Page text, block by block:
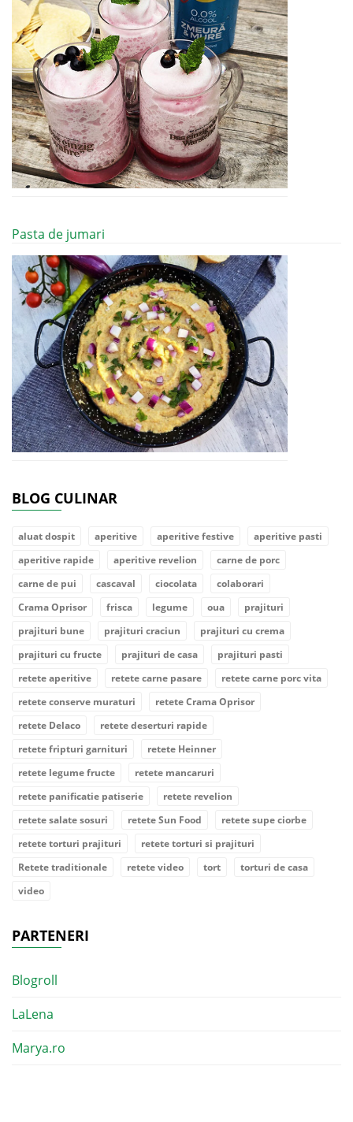
Pasta de jumari
BLOG CULINAR
aluat dospit aperitive aperitive festive
aperitive pasti
aperitive rapide
aperitive revelion
carne de porc
carne de pui
cascaval ciocolata
colaborari
Crama Oprisor
frisca legume oua
prajituri
prajituri bune
prajituri craciun
prajituri cu crema
prajituri cu fructe
prajituri de casa
prajituri pasti
retete aperitive
retete carne pasare
retete carne porc vita
retete conserve muraturi
retete Crama Oprisor
retete Delaco
retete deserturi rapide
retete fripturi garnituri
retete Heinner
retete legume fructe
retete mancaruri
retete panificatie patiserie
retete revelion
retete salate sosuri
retete Sun Food
retete supe ciorbe
retete torturi prajituri
retete torturi si prajituri
Retete traditionale
retete video tort
torturi de casa
video
PARTENERI
Blogroll
LaLena
Marya.ro